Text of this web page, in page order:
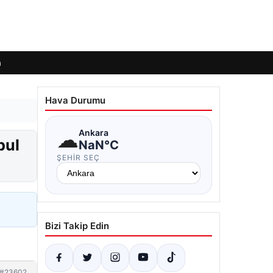
Hava Durumu
☁Ankara
NaN°C
ŞEHIR SEÇ
Bizi Takip Edin